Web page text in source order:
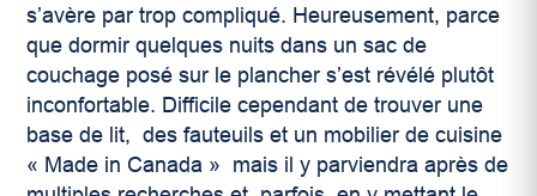
s’avère par trop compliqué. Heureusement, parce
que dormir quelques nuits dans un sac de
couchage posé sur le plancher s’est révélé plutôt
inconfortable. Difficile cependant de trouver une
base de lit, des fauteuils et un mobilier de cuisine
« Made in Canada » mais il y parviendra après de